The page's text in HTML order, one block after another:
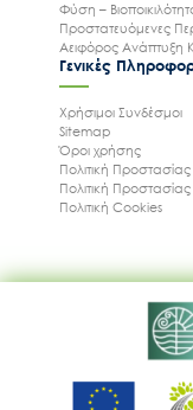
Φύση –
Προστατευόμενες
Αειφόρος Ανάπτυξη
Γενικές
Χρήσιμοι Συνδέσμοι
Sitemap
Όροι χρήσης
Πολιτική Προστασίας
Πολιτική
Πολιτική Cookies